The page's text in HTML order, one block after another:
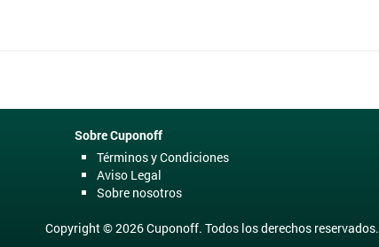
Sobre Cuponoff
Términos y Condiciones
Aviso Legal
Sobre nosotros
Copyright © 2026 Cuponoff. Todos los derechos reservados.